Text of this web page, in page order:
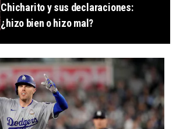
Chicharito y sus declaraciones:
¿hizo bien o hizo mal?